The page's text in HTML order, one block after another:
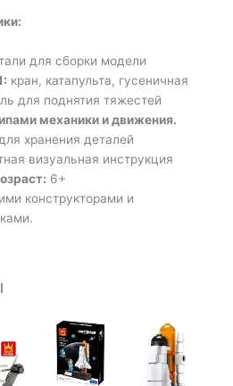
для сборки модели
кран, катапульта, гусеничная
для поднятия тяжестей
механики и движения.
хранения деталей
визуальная инструкция
6+
конструкторами и